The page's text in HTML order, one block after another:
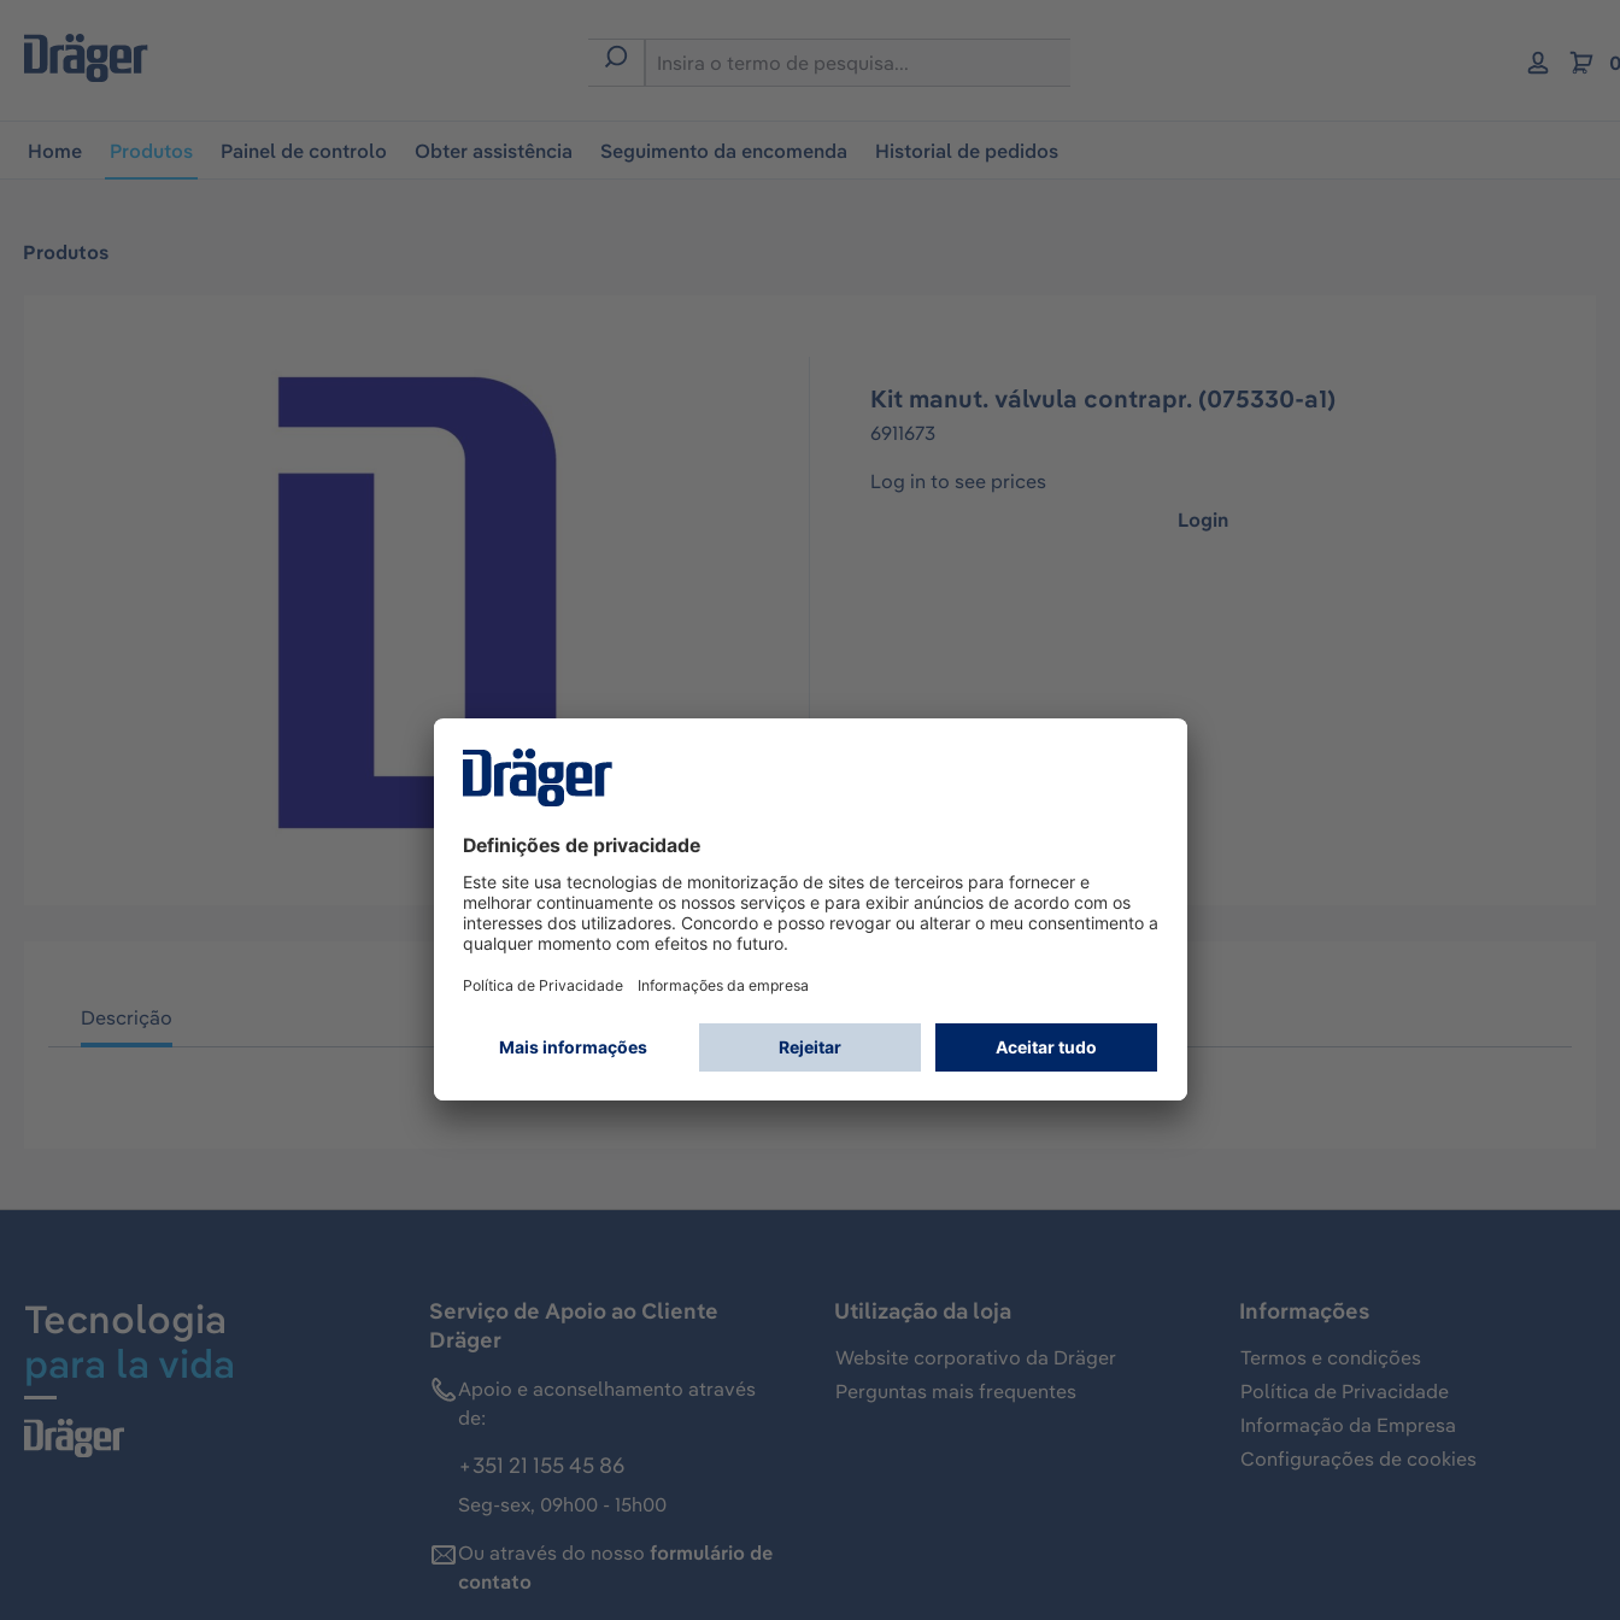
a navegação principal
Home Produtos Painel de controlo Obter assistência Seguimento da encomenda Historial de pedidos
Produtos
Kit manut. válvula contrapr. (075330-a1)
6911673
Log in to see prices
Login
Descrição
Tecnologia
para la vida
Serviço de Apoio ao Cliente
Dräger
Apoio e aconselhamento através
de:
+351 21 155 45 86
Seg-sex, 09h00 - 15h00
Ou através do nosso formulário de
contato
Utilização da loja
Website corporativo da Dräger
Perguntas mais frequentes
Informações
Termos e condições
Política de Privacidade
Informação da Empresa
Configurações de cookies